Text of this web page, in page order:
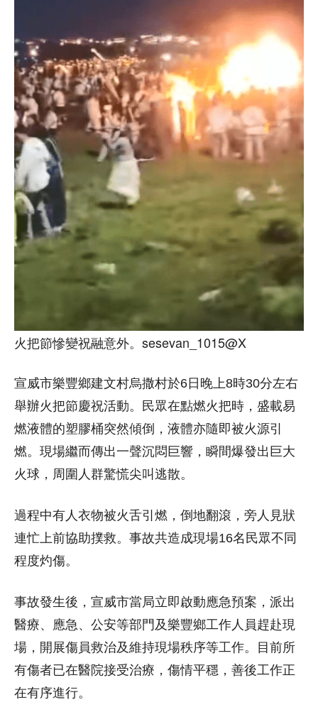
火把節慘變祝融意外。sesevan_1015@X
宣威市樂豐鄉建文村烏撒村於6日晚上8時30分左右
舉辦火把節慶祝活動。民眾在點燃火把時，盛載易
燃液體的塑膠桶突然傾倒，液體亦隨即被火源引
燃。現場繼而傳出一聲沉悶巨響，瞬間爆發出巨大
火球，周圍人群驚慌尖叫逃散。
過程中有人衣物被火舌引燃，倒地翻滾，旁人見狀
連忙上前協助撲救。事故共造成現場16名民眾不同
程度灼傷。
事故發生後，宣威市當局立即啟動應急預案，派出
醫療、應急、公安等部門及樂豐鄉工作人員趕赴現
場，開展傷員救治及維持現場秩序等工作。目前所
有傷者已在醫院接受治療，傷情平穩，善後工作正
在有序進行。